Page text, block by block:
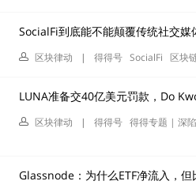
SocialFi到底能不能颠覆传统社交媒
区块律动 | 得得号 SocialFi 区块
LUNA准备交40亿美元罚款，Do
区块律动 | 得得号 得得专题 | 深
Glassnode：为什么ETF净流入，